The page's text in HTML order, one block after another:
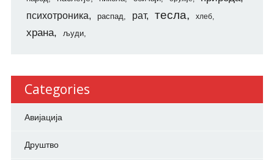
психотроника распад рат тесла хлеб
храна људи
Categories
Авијација
Друштво